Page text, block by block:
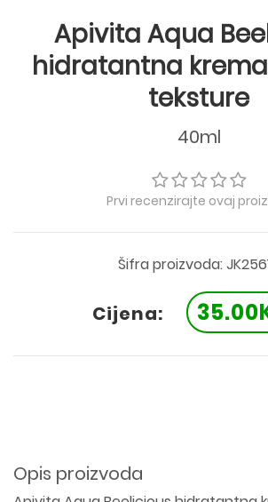
Apivita Aqua
hidratantna
teksture
40ml
Prvi recenzirajte ovaj
Šifra proizvoda:
Cijena:
Opis proizvoda